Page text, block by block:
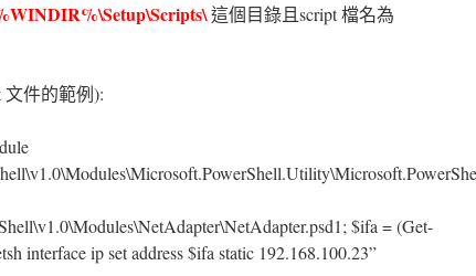
這個目錄且script 檔名為
文件的範例):
$ifa = (Get-
interface ip set address $ifa static 192.168.100.23”